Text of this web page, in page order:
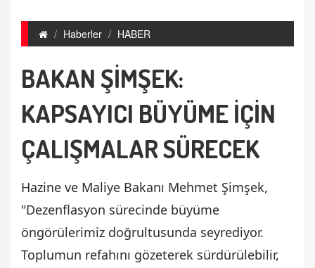
Haberler HABER
BAKAN ŞİMŞEK:
KAPSAYICI BÜYÜME İÇİN
ÇALIŞMALAR SÜRECEK
Hazine ve Maliye Bakanı Mehmet Şimşek,
"Dezenflasyon sürecinde büyüme
öngörülerimiz doğrultusunda seyrediyor.
Toplumun refahını gözeterek sürdürülebilir,